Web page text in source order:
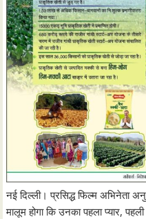
नई दिल्ली। प्रसिद्ध फिल्म अभिनेता
मालूम होगा कि उनका पहला प्यार,